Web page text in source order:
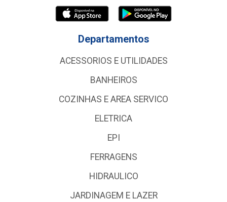
Departamentos
ACESSORIOS E UTILIDADES
BANHEIROS
COZINHAS E AREA SERVICO
ELETRICA
EPI
FERRAGENS
HIDRAULICO
JARDINAGEM E LAZER